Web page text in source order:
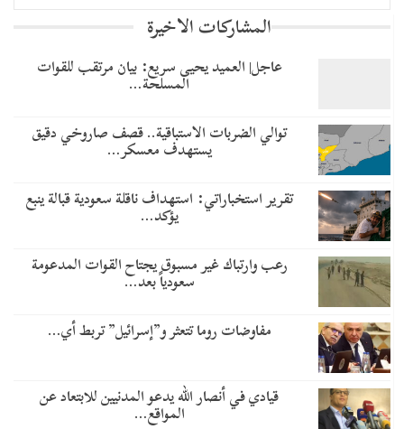
المشاركات الاخيرة
عاجل| العميد يحيى سريع: بيان مرتقب للقوات
المسلحة…
توالي الضربات الاستباقية.. قصف صاروخي دقيق
يستهدف معسكر…
تقرير استخباراتي: استهداف ناقلة سعودية قبالة ينبع
يؤكد…
رعب وارتباك غير مسبوق يجتاح القوات المدعومة
سعودياً بعد…
مفاوضات روما تتعثر و”إسرائيل” تربط أي…
قيادي في أنصار الله يدعو المدنيين للابتعاد عن
المواقع…